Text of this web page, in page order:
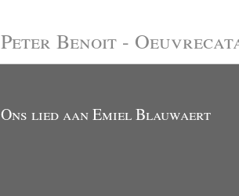
Peter Benoit -
Ons lied aan Emiel Blauwaert